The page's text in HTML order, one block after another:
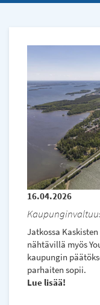
16.04.2026
Jatkossa
nähtävillä myös
kaupungin
parhaiten sopii.
Lue lisää